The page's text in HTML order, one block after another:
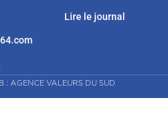
Lire le journal
: AGENCE VALEURS DU SUD